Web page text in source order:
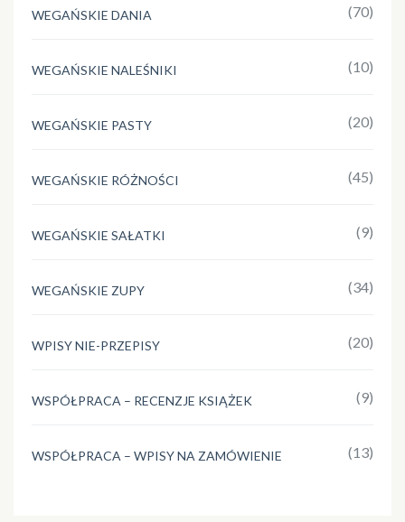
WEGAŃSKIE DANIA (70)
WEGAŃSKIE NALEŚNIKI (10)
WEGAŃSKIE PASTY (20)
WEGAŃSKIE RÓŻNOŚCI (45)
WEGAŃSKIE SAŁATKI (9)
WEGAŃSKIE ZUPY (34)
WPISY NIE-PRZEPISY (20)
WSPÓŁPRACA – RECENZJE KSIĄŻEK (9)
WSPÓŁPRACA – WPISY NA ZAMÓWIENIE (13)